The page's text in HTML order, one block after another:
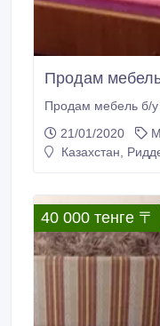
Продам
Продам мебель б/у
21/01/2020
Казахстан,
40 000 тенге 〒